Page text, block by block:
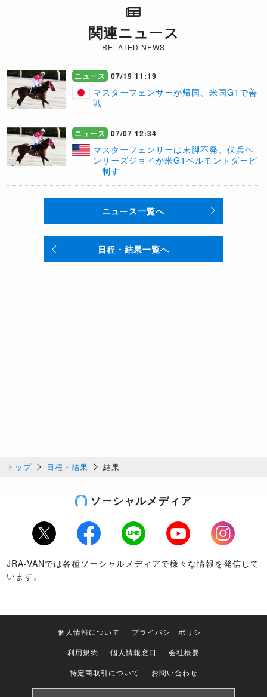
関連ニュース
RELATED NEWS
ニュース 07/19 11:19
マスターフェンサーが帰国、米国G1で善
戦
ニュース 07/07 12:34
マスターフェンサーは末脚不発、伏兵ヘ
ンリーズジョイが米G1ベルモントダービ
ー制す
ニュース一覧へ
日程・結果一覧へ
トップ 日程・結果 結果
ソーシャルメディア
Twitter Facebook LINE Youtube
Instagram
JRA-VANでは各種ソーシャルメディアで様々な情報を発信して
います。
個人情報について
プライバシーポリシー
利用規約
個人情報窓口
会社概要
特定商取引について
お問い合わせ